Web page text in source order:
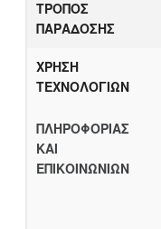
ΤΡΟΠΟΣ
ΠΑΡΑΔΟΣΗΣ
ΧΡΗΣΗ
ΤΕΧΝΟΛΟΓΙΩΝ
ΠΛΗΡΟΦΟΡΙΑΣ
ΚΑΙ
ΕΠΙΚΟΙΝΩΝΙΩΝ